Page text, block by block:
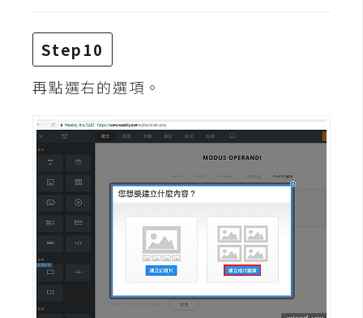
免
費
型
箱
Step10
再點選右的選項。